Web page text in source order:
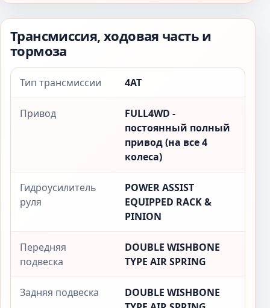
Трансмиссия, ходовая часть и
тормоза
Тип трансмиссии 4AT
Привод
FULL4WD -
постоянный полный
привод (на все 4
колеса)
Гидроусилитель
руля
POWER ASSIST
EQUIPPED RACK &
PINION
Передняя
подвеска
DOUBLE WISHBONE
TYPE AIR SPRING
Задняя подвеска
DOUBLE WISHBONE